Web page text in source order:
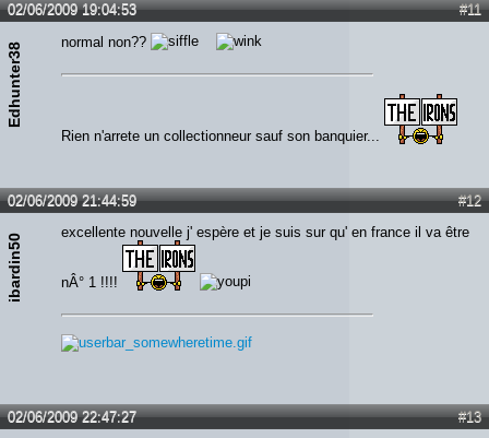
#11
02/06/2009 19:04:53
Edhunter38 normal non??
Rien n'arrete un collectionneur sauf son banquier...
#12
02/06/2009 21:44:59
ibardin50
excellente nouvelle j' espère et je suis sur qu' en france il va être
nÂ° 1 !!!!
#13
02/06/2009 22:47:27